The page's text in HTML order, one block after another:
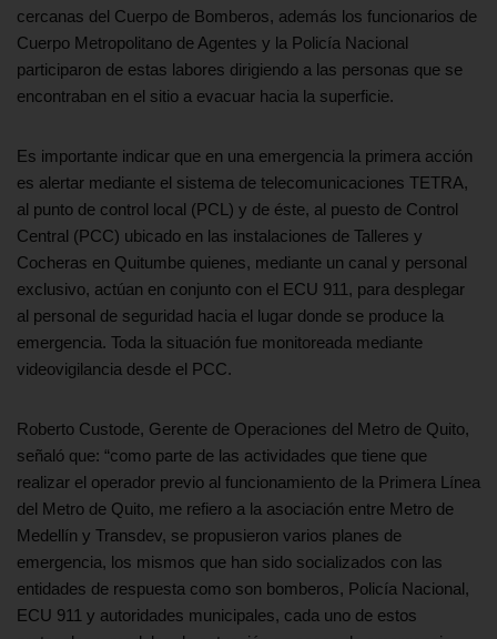
cercanas del Cuerpo de Bomberos, además los funcionarios de
Cuerpo Metropolitano de Agentes y la Policía Nacional
participaron de estas labores dirigiendo a las personas que se
encontraban en el sitio a evacuar hacia la superficie.
Es importante indicar que en una emergencia la primera acción
es alertar mediante el sistema de telecomunicaciones TETRA,
al punto de control local (PCL) y de éste, al puesto de Control
Central (PCC) ubicado en las instalaciones de Talleres y
Cocheras en Quitumbe quienes, mediante un canal y personal
exclusivo, actúan en conjunto con el ECU 911, para desplegar
al personal de seguridad hacia el lugar donde se produce la
emergencia. Toda la situación fue monitoreada mediante
videovigilancia desde el PCC.
Roberto Custode, Gerente de Operaciones del Metro de Quito,
señaló que: “como parte de las actividades que tiene que
realizar el operador previo al funcionamiento de la Primera Línea
del Metro de Quito, me refiero a la asociación entre Metro de
Medellín y Transdev, se propusieron varios planes de
emergencia, los mismos que han sido socializados con las
entidades de respuesta como son bomberos, Policía Nacional,
ECU 911 y autoridades municipales, cada uno de estos